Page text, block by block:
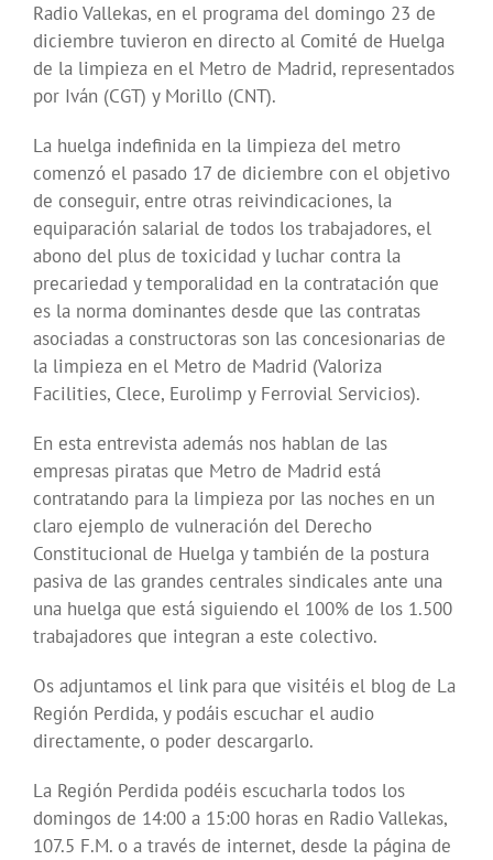
Radio Vallekas, en el programa del domingo 23 de
diciembre tuvieron en directo al Comité de Huelga
de la limpieza en el Metro de Madrid, representados
por Iván (CGT) y Morillo (CNT).
La huelga indefinida en la limpieza del metro
comenzó el pasado 17 de diciembre con el objetivo
de conseguir, entre otras reivindicaciones, la
equiparación salarial de todos los trabajadores, el
abono del plus de toxicidad y luchar contra la
precariedad y temporalidad en la contratación que
es la norma dominantes desde que las contratas
asociadas a constructoras son las concesionarias de
la limpieza en el Metro de Madrid (Valoriza
Facilities, Clece, Eurolimp y Ferrovial Servicios).
En esta entrevista además nos hablan de las
empresas piratas que Metro de Madrid está
contratando para la limpieza por las noches en un
claro ejemplo de vulneración del Derecho
Constitucional de Huelga y también de la postura
pasiva de las grandes centrales sindicales ante una
una huelga que está siguiendo el 100% de los 1.500
trabajadores que integran a este colectivo.
Os adjuntamos el link para que visitéis el blog de La
Región Perdida, y podáis escuchar el audio
directamente, o poder descargarlo.
La Región Perdida podéis escucharla todos los
domingos de 14:00 a 15:00 horas en Radio Vallekas,
107.5 F.M. o a través de internet, desde la página de